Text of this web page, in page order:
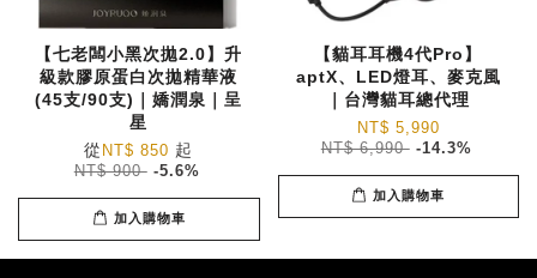
【七老闆小黑次拋2.0】升
級款膠原蛋白次拋精華液
(45支/90支)｜嬌潤泉｜呈
星
從 NT$ 850 起
NT$ 900 -5.6%
加入購物車
【貓耳耳機4代Pro】
aptX、LED燈耳、麥克風
｜台灣貓耳總代理
NT$ 5,990
NT$ 6,990 -14.3%
加入購物車